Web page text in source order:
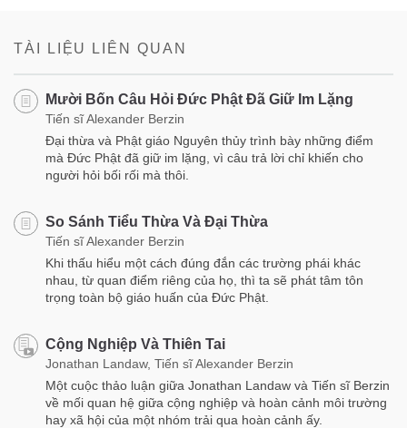
TÀI LIỆU LIÊN QUAN
Mười Bốn Câu Hỏi Đức Phật Đã Giữ Im Lặng
Tiến sĩ Alexander Berzin
Đại thừa và Phật giáo Nguyên thủy trình bày những điểm
mà Đức Phật đã giữ im lặng, vì câu trả lời chỉ khiến cho
người hỏi bối rối mà thôi.
So Sánh Tiểu Thừa Và Đại Thừa
Tiến sĩ Alexander Berzin
Khi thấu hiểu một cách đúng đắn các trường phái khác
nhau, từ quan điểm riêng của họ, thì ta sẽ phát tâm tôn
trọng toàn bộ giáo huấn của Đức Phật.
Cộng Nghiệp Và Thiên Tai
Jonathan Landaw, Tiến sĩ Alexander Berzin
Một cuộc thảo luận giữa Jonathan Landaw và Tiến sĩ Berzin
về mối quan hệ giữa cộng nghiệp và hoàn cảnh môi trường
hay xã hội của một nhóm trải qua hoàn cảnh ấy.